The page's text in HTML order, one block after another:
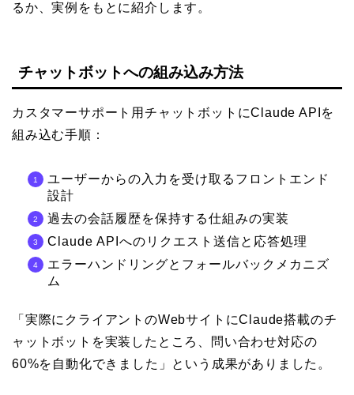
るか、実例をもとに紹介します。
チャットボットへの組み込み方法
カスタマーサポート用チャットボットにClaude APIを
組み込む手順：
ユーザーからの入力を受け取るフロントエンド
設計
過去の会話履歴を保持する仕組みの実装
Claude APIへのリクエスト送信と応答処理
エラーハンドリングとフォールバックメカニズ
ム
「実際にクライアントのWebサイトにClaude搭載のチ
ャットボットを実装したところ、問い合わせ対応の
60%を自動化できました」という成果がありました。